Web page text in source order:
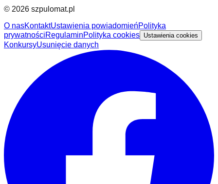
© 2026 szpulomat.pl
O nasKontaktUstawienia powiadomieńPolityka
prywatnościRegulaminPolityka cookies Ustawienia cookies
KonkursyUsunięcie danych